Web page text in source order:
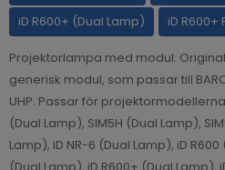
iD R600+ (Dual Lamp)
iD R600+
Projektorlampa med modul.
generisk modul, som passar till
UHP. Passar för
(Dual Lamp), SIM5H (Dual Lamp),
Lamp), iD NR-6 (Dual Lamp), iD R600